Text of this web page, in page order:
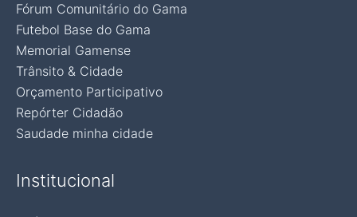
Fórum Comunitário do Gama
Futebol Base do Gama
Memorial Gamense
Trânsito & Cidade
Orçamento Participativo
Repórter Cidadão
Saudade minha cidade
Institucional